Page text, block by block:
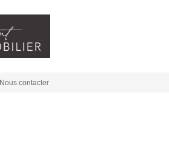
Nous contacter